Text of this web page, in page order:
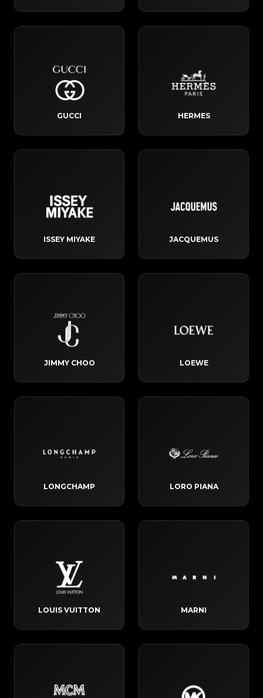
GUCCI HERMES
ISSEY MIYAKE JACQUEMUS
JIMMY CHOO LOEWE
LONGCHAMP LORO PIANA
LOUIS VUITTON MARNI